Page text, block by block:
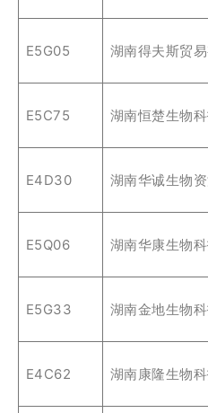
E5G05 湖南得夫斯贸
E5C75 湖南恒楚生物
E4D30 湖南华诚生物
E5Q06 湖南华康生物
E5G33 湖南金地生物
E4C62 湖南康隆生物